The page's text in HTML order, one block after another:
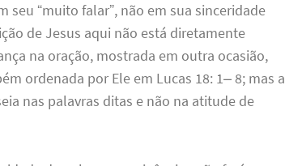
seu “muito falar”, não em sua sinceridade
de Jesus aqui não está diretamente
na oração, mostrada em outra ocasião,
ordenada por Ele em Lucas 18: 1– 8; mas a
nas palavras ditas e não na atitude de